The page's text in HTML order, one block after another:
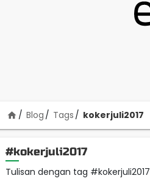
home Blog Tags kokerjuli2017
#kokerjuli2017
Tulisan dengan tag #kokerjuli2017